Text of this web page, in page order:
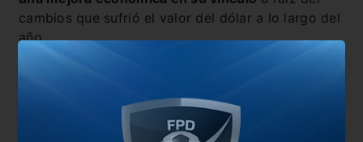
cambios que sufrió el valor del dólar a lo largo del
año.
puede negociar como agente libre para irse sin
cargo en junio próximo y ahí sí Boca irá a la carga